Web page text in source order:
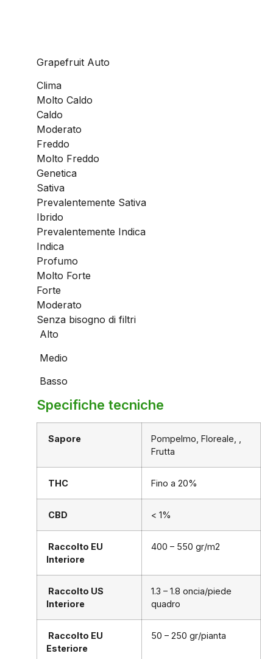
Grapefruit Auto
Clima
Molto Caldo
Caldo
Moderato
Freddo
Molto Freddo
Genetica
Sativa
Prevalentemente Sativa
Ibrido
Prevalentemente Indica
Indica
Profumo
Molto Forte
Forte
Moderato
Senza bisogno di filtri
Alto
Medio
Basso
Specifiche tecniche
Sapore
Pompelmo, Floreale, ,
Frutta
THC Fino a 20%
CBD < 1%
Raccolto EU
Interiore
400 – 550 gr/m2
Raccolto US
Interiore
1.3 – 1.8 oncia/piede
quadro
Raccolto EU
Esteriore
50 – 250 gr/pianta